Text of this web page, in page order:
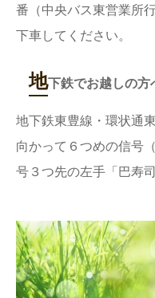
番（中央バス東営業所
下車してください。
地下鉄でお越しの方
地下鉄東豊線・環状通
向かって６つめの信号
号３つ先の左手「巴寿